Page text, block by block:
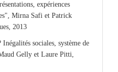
expériences
Mirna Safi et Patrick
2013
sociales, système de
Gelly et Laure Pitti,